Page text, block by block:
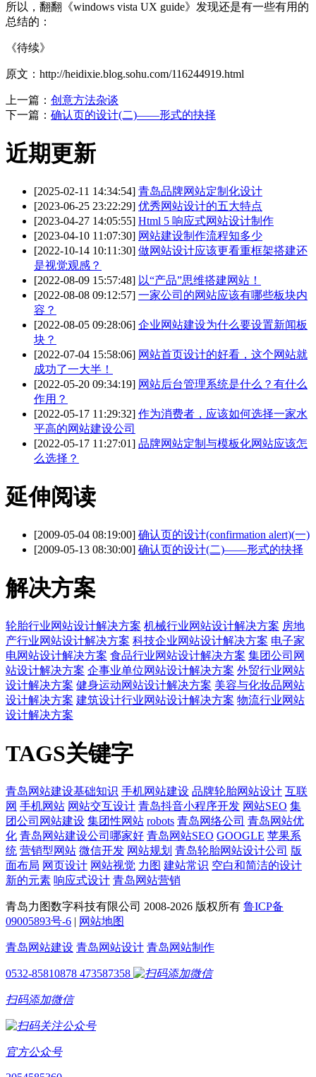
所以，翻翻《windows vista UX guide》发现还是有一些有用的
总结的：
《待续》
原文：http://heidixie.blog.sohu.com/116244919.html
上一篇： 创意方法杂谈
下一篇： 确认页的设计(二)——形式的抉择
近期更新
[2025-02-11 14:34:54] 青岛品牌网站定制化设计
[2023-06-25 23:22:29] 优秀网站设计的五大特点
[2023-04-27 14:05:55] Html 5 响应式网站设计制作
[2023-04-10 11:07:30] 网站建设制作流程知多少
[2022-10-14 10:11:30] 做网站设计应该更看重框架搭建还
是视觉观感？
[2022-08-09 15:57:48] 以“产品”思维搭建网站！
[2022-08-08 09:12:57] 一家公司的网站应该有哪些板块内
容？
[2022-08-05 09:28:06] 企业网站建设为什么要设置新闻板
块？
[2022-07-04 15:58:06] 网站首页设计的好看，这个网站就
成功了一大半！
[2022-05-20 09:34:19] 网站后台管理系统是什么？有什么
作用？
[2022-05-17 11:29:32] 作为消费者，应该如何选择一家水
平高的网站建设公司
[2022-05-17 11:27:01] 品牌网站定制与模板化网站应该怎
么选择？
延伸阅读
[2009-05-04 08:19:00] 确认页的设计(confirmation alert)(一)
[2009-05-13 08:30:00] 确认页的设计(二)——形式的抉择
解决方案
轮胎行业网站设计解决方案 机械行业网站设计解决方案 房地
产行业网站设计解决方案 科技企业网站设计解决方案 电子家
电网站设计解决方案 食品行业网站设计解决方案 集团公司网
站设计解决方案 企事业单位网站设计解决方案 外贸行业网站
设计解决方案 健身运动网站设计解决方案 美容与化妆品网站
设计解决方案 建筑设计行业网站设计解决方案 物流行业网站
设计解决方案
TAGS关键字
青岛网站建设基础知识 手机网站建设 品牌轮胎网站设计 互联
网 手机网站 网站交互设计 青岛抖音小程序开发 网站SEO 集
团公司网站建设 集团性网站 robots 青岛网络公司 青岛网站优
化 青岛网站建设公司哪家好 青岛网站SEO GOOGLE 苹果系
统 营销型网站 微信开发 网站规划 青岛轮胎网站设计公司 版
面布局 网页设计 网站视觉 力图 建站常识 空白和简洁的设计
新的元素 响应式设计 青岛网站营销
青岛力图数字科技有限公司 2008-2026 版权所有 鲁ICP备
09005893号-6 | 网站地图
青岛网站建设 青岛网站设计 青岛网站制作
0532-85810878 473587358
扫码添加微信
官方公众号